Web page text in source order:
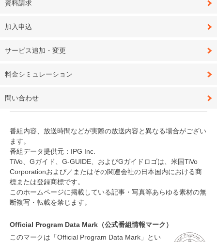
資料請求
加入申込
サービス追加・変更
料金シミュレーション
問い合わせ
番組内容、放送時間などが実際の放送内容と異なる場合がござい
ます。
番組データ提供元：IPG Inc.
TiVo、Gガイド、G-GUIDE、およびGガイドロゴは、米国TiVo
Corporationおよび／またはその関連会社の日本国内における商
標または登録商標です。
このホームページに掲載している記事・写真等あらゆる素材の無
断複写・転載を禁じます。
Official Program Data Mark（公式番組情報マーク）
このマークは「Official Program Data Mark」とい